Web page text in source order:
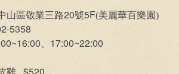
山區敬業三路20號5F(美麗華百樂園)
5358
17:00~22:00
雞